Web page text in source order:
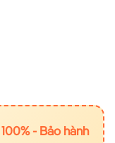
- Bảo hành